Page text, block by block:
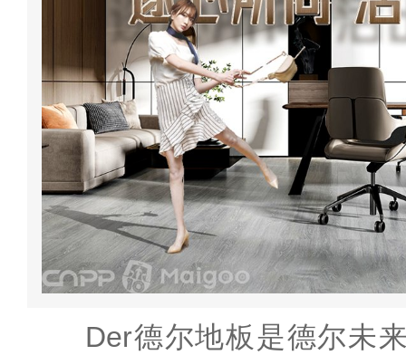
Der德尔地板是德尔未